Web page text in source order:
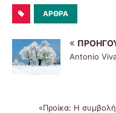
ΑΡΘΡΑ
Antonio
«Προίκα: Η